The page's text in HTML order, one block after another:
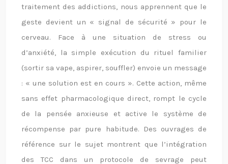
traitement des addictions, nous apprennent que le
geste devient un « signal de sécurité » pour le
cerveau. Face à une situation de stress ou
d’anxiété, la simple exécution du rituel familier
(sortir sa vape, aspirer, souffler) envoie un message
: « une solution est en cours ». Cette action, même
sans effet pharmacologique direct, rompt le cycle
de la pensée anxieuse et active le système de
récompense par pure habitude. Des ouvrages de
référence sur le sujet montrent que l’intégration
des TCC dans un protocole de sevrage peut